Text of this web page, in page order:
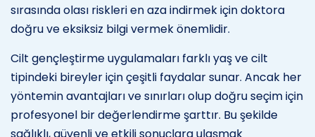
sırasında olası riskleri en aza indirmek için doktora
doğru ve eksiksiz bilgi vermek önemlidir.
Cilt gençleştirme uygulamaları farklı yaş ve cilt
tipindeki bireyler için çeşitli faydalar sunar. Ancak her
yöntemin avantajları ve sınırları olup doğru seçim için
profesyonel bir değerlendirme şarttır. Bu şekilde
sağlıklı, güvenli ve etkili sonuçlara ulaşmak